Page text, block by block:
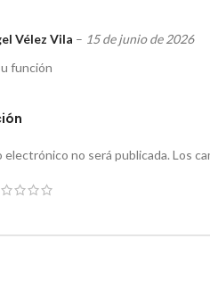
Vélez Vila – 15 de junio de 2026
función
electrónico no será publicada.Los